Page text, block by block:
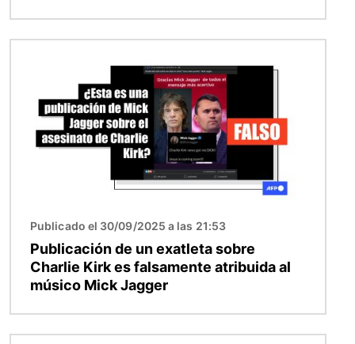
Publicado el 30/09/2025 a las 21:53
Publicación de un exatleta sobre
Charlie Kirk es falsamente atribuida al
músico Mick Jagger